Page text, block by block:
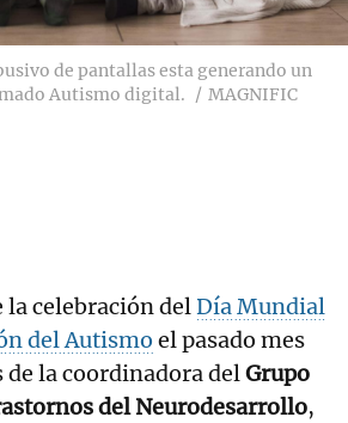
de pantallas esta generando un
Autismo digital.
MAGNIFIC
celebración delDía Mundial
del Autismo el pasado mes
de la coordinadora delGrupo
del Neurodesarrollo,